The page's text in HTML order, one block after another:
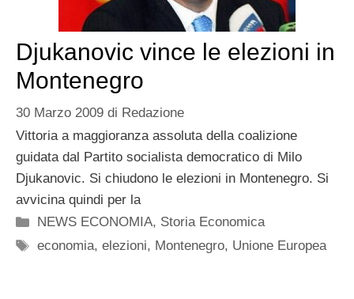
Djukanovic vince le elezioni in
Montenegro
30 Marzo 2009 di Redazione
Vittoria a maggioranza assoluta della coalizione
guidata dal Partito socialista democratico di Milo
Djukanovic. Si chiudono le elezioni in Montenegro. Si
avvicina quindi per la
Categorie
NEWS ECONOMIA, Storia Economica
Tag
economia,elezioni, Montenegro, Unione Europea